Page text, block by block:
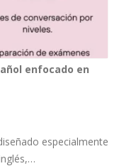
especialmente